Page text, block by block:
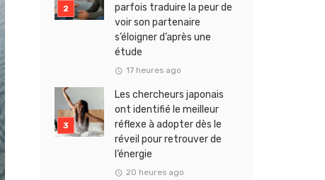
parfois traduire la peur de
voir son partenaire
s’éloigner d’après une
étude
17 heures ago
Les chercheurs japonais
ont identifié le meilleur
réflexe à adopter dès le
réveil pour retrouver de
l’énergie
20 heures ago